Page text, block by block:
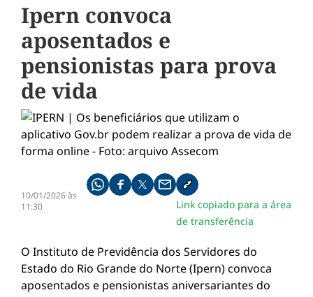
Ipern convoca
aposentados e
pensionistas para prova
de vida
10/01/2026 às
11:30
Compartilhe pelo whatsapp
Compartilhar no facebook
Compartilhar no twitter
Compartilhe pelo email
Copiar link da notícia
Link copiado para a área
de transferência
O Instituto de Previdência dos Servidores do
Estado do Rio Grande do Norte (Ipern) convoca
aposentados e pensionistas aniversariantes do